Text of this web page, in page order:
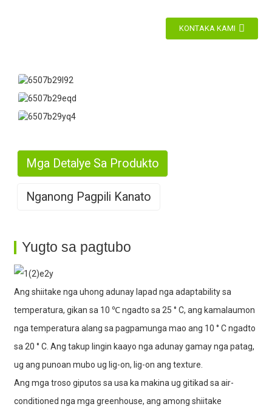
KONTAKA KAMI
Mga Detalye Sa Produkto
Nganong Pagpili Kanato
Yugto sa pagtubo
Ang shiitake nga uhong adunay lapad nga adaptability sa
temperatura, gikan sa 10 ℃ ngadto sa 25 ° C, ang kamalaumon
nga temperatura alang sa pagpamunga mao ang 10 ° C ngadto
sa 20 ° C. Ang takup lingin kaayo nga adunay gamay nga patag,
ug ang punoan mubo ug lig-on, lig-on ang texture.
Ang mga troso giputos sa usa ka makina ug gitikad sa air-
conditioned nga mga greenhouse, ang among shiitake